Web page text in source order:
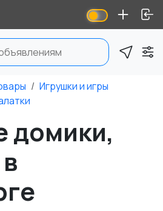
Игрушки и игры
домики,